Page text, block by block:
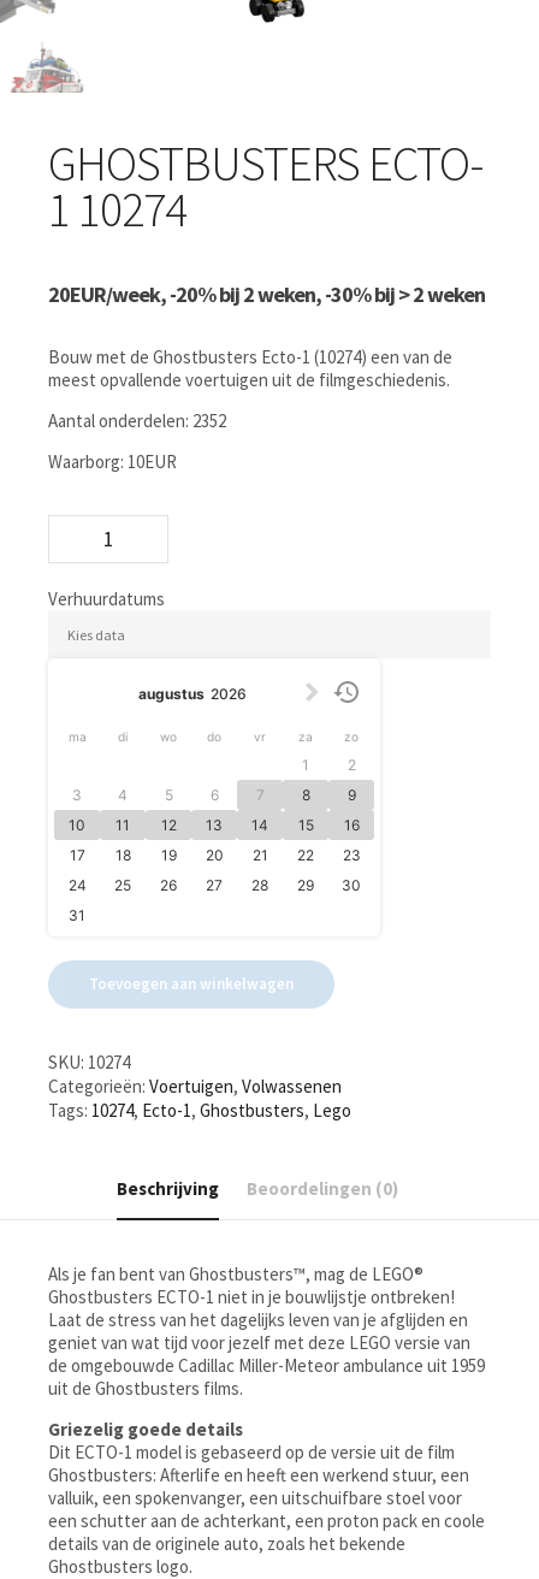
GHOSTBUSTERS ECTO-
1 10274
20EUR/week, -20% bij 2 weken, -30% bij > 2 weken
Bouw met de Ghostbusters Ecto-1 (10274) een van de
meest opvallende voertuigen uit de filmgeschiedenis.
Aantal onderdelen: 2352
Waarborg: 10EUR
1
10274
Verhuurdatums
augustus 2026
ma di wo do vr za zo
1
2
3
4 5 6 7 8
9
10
11 12 13 14 15
16
17
18 19 20 21 22
23
24
25 26 27 28 29
30
31
Toevoegen aan winkelwagen
SKU: 10274
Categorieën: Voertuigen, Volwassenen
Tags: 10274, Ecto-1, Ghostbusters, Lego
Beschrijving Beoordelingen (0)
Als je fan bent van Ghostbusters™, mag de LEGO®
Ghostbusters ECTO-1 niet in je bouwlijstje ontbreken!
Laat de stress van het dagelijks leven van je afglijden en
geniet van wat tijd voor jezelf met deze LEGO versie van
de omgebouwde Cadillac Miller-Meteor ambulance uit 1959
uit de Ghostbusters films.
Griezelig goede details
Dit ECTO-1 model is gebaseerd op de versie uit de film
Ghostbusters: Afterlife en heeft een werkend stuur, een
valluik, een spokenvanger, een uitschuifbare stoel voor
een schutter aan de achterkant, een proton pack en coole
details van de originele auto, zoals het bekende
Ghostbusters logo.